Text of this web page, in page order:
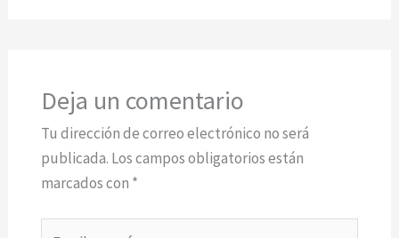
Deja un comentario
Tu dirección de correo electrónico no será
publicada. Los campos obligatorios están
marcados con *